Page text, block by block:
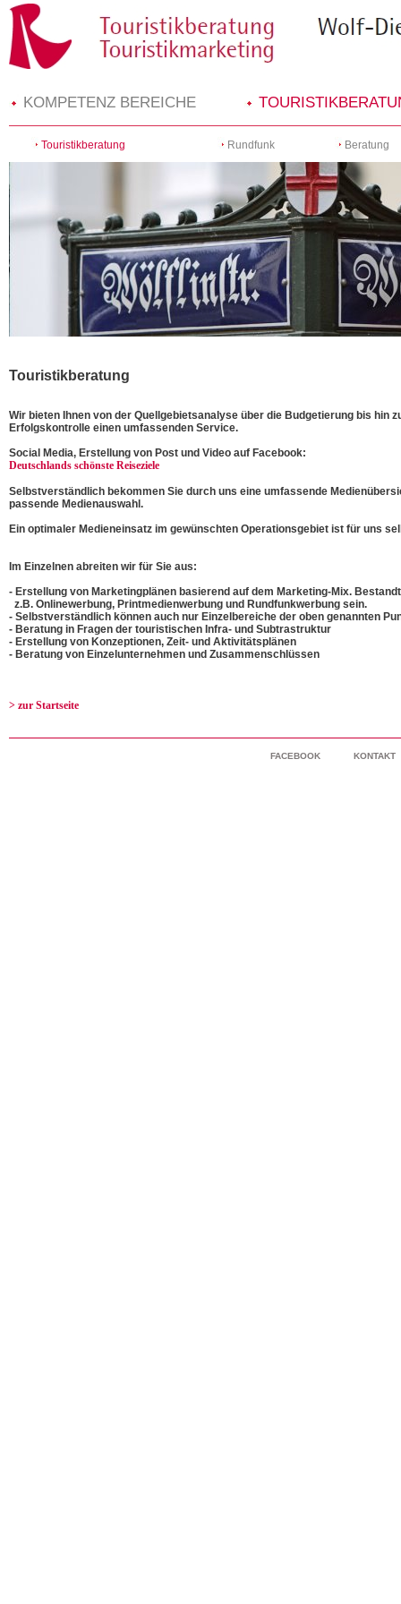
KOMPETENZ BEREICHE
Touristikberatung Rundfunk Beratung
Touristikberatung
Wir bieten Ihnen von der Quellgebietsanalyse über die Budgetierung bis hin
Erfolgskontrolle einen umfassenden Service.
Social Media, Erstellung von Post und Video auf Facebook:
Deutschlands schönste Reiseziele
Selbstverständlich bekommen Sie durch uns eine umfassende
passende Medienauswahl.
Ein optimaler Medieneinsatz im gewünschten Operationsgebiet ist für uns
Im Einzelnen abreiten wir für Sie aus:
- Erstellung von Marketingplänen basierend auf dem Marketing-Mix.
z.B. Onlinewerbung, Printmedienwerbung und Rundfunkwerbung sein.
- Selbstverständlich können auch nur Einzelbereiche der oben genannten
- Beratung in Fragen der touristischen Infra- und Subtrastruktur
- Erstellung von Konzeptionen, Zeit- und Aktivitätsplänen
- Beratung von Einzelunternehmen und Zusammenschlüssen
> zur Startseite
FACEBOOK KONTAKT